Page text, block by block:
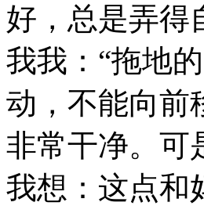
好，总是弄得
我我：“拖地
动，不能向前
非常干净。可
我想：这点和